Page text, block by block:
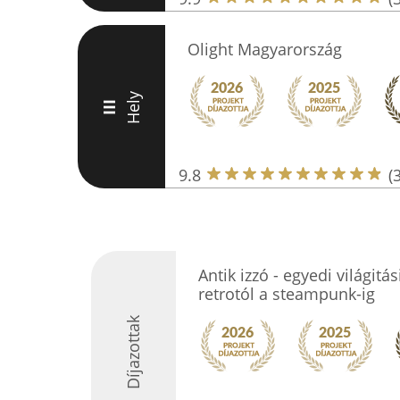
III Hely
Olight Magyarország
9.8
Díjazottak
Antik izzó - egyedi
retrotól a steampunk-ig